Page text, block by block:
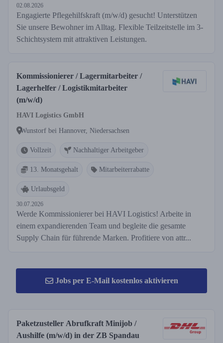
02.08.2026
Engagierte Pflegehilfskraft (m/w/d) gesucht! Unterstützen
Sie unsere Bewohner im Alltag. Flexible Teilzeitstelle im 3-
Schichtsystem mit attraktiven Leistungen.
Kommissionierer / Lagermitarbeiter /
Lagerhelfer / Logistikmitarbeiter
(m/w/d)
HAVI Logistics GmbH
Wunstorf bei Hannover, Niedersachsen
Vollzeit Nachhaltiger Arbeitgeber
13. Monatsgehalt Mitarbeiterrabatte
Urlaubsgeld
30.07.2026
Werde Kommissionierer bei HAVI Logistics! Arbeite in
einem expandierenden Team und begleite die gesamte
Supply Chain für führende Marken. Profitiere von attr...
Jobs per E-Mail kostenlos aktivieren
Paketzusteller Abrufkraft Minijob /
Aushilfe (m/w/d) in der ZB Spandau